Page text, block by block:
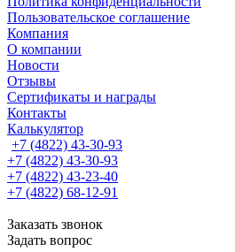
Пользовательское соглашение
Компания
О компании
Новости
Отзывы
Сертификаты и награды
Контакты
Калькулятор
+7 (4822) 43-30-93
+7 (4822) 43-30-93
+7 (4822) 43-23-40
+7 (4822) 68-12-91
Заказать звонок
Задать вопрос